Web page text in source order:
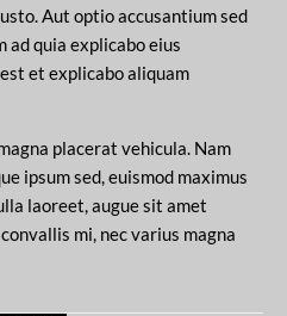
Aut optio accusantium sed
ad quia explicabo eius
et explicabo aliquam
placerat vehicula. Nam
ipsum sed, euismod maximus
laoreet, augue sit amet
mi, nec varius magna